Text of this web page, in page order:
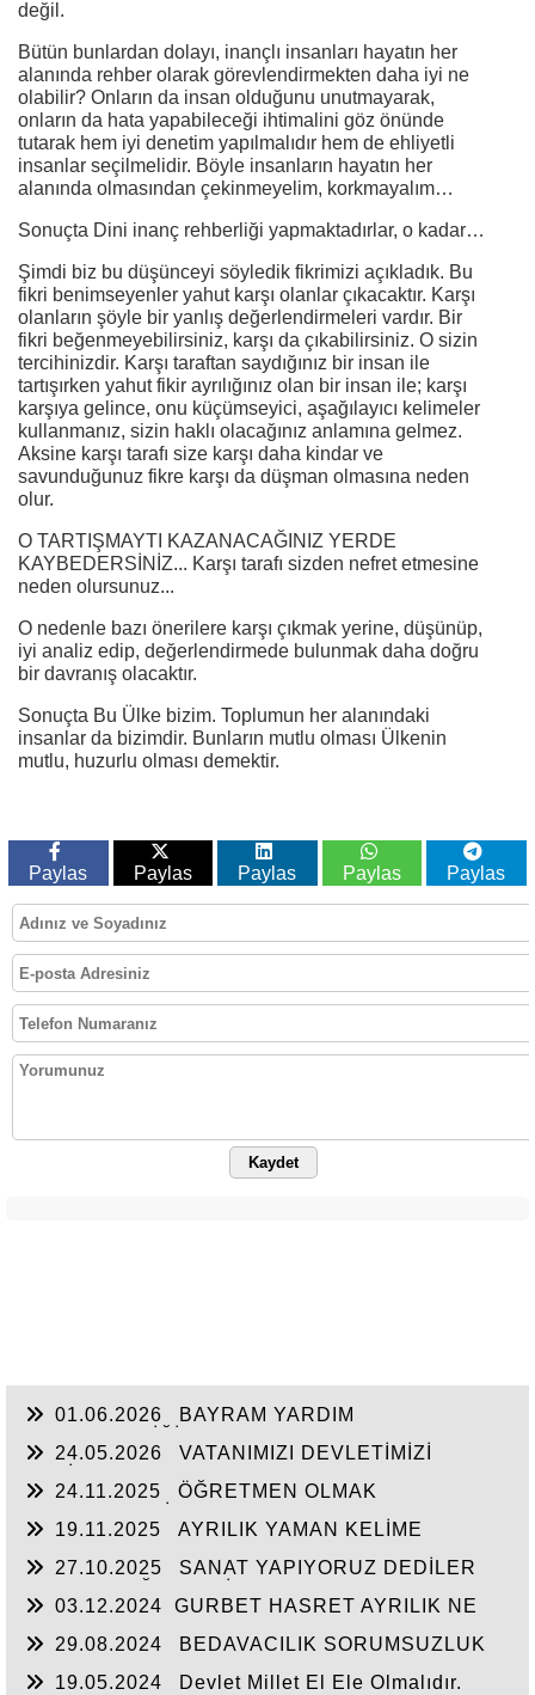
değil.
Bütün bunlardan dolayı, inançlı insanları hayatın her
alanında rehber olarak görevlendirmekten daha iyi ne
olabilir? Onların da insan olduğunu unutmayarak,
onların da hata yapabileceği ihtimalini göz önünde
tutarak hem iyi denetim yapılmalıdır hem de ehliyetli
insanlar seçilmelidir. Böyle insanların hayatın her
alanında olmasından çekinmeyelim, korkmayalım…
Sonuçta Dini inanç rehberliği yapmaktadırlar, o kadar…
Şimdi biz bu düşünceyi söyledik fikrimizi açıkladık. Bu
fikri benimseyenler yahut karşı olanlar çıkacaktır. Karşı
olanların şöyle bir yanlış değerlendirmeleri vardır. Bir
fikri beğenmeyebilirsiniz, karşı da çıkabilirsiniz. O sizin
tercihinizdir. Karşı taraftan saydığınız bir insan ile
tartışırken yahut fikir ayrılığınız olan bir insan ile; karşı
karşıya gelince, onu küçümseyici, aşağılayıcı kelimeler
kullanmanız, sizin haklı olacağınız anlamına gelmez.
Aksine karşı tarafı size karşı daha kindar ve
savunduğunuz fikre karşı da düşman olmasına neden
olur.
O TARTIŞMAYTI KAZANACAĞINIZ YERDE
KAYBEDERSİNİZ... Karşı tarafı sizden nefret etmesine
neden olursunuz...
O nedenle bazı önerilere karşı çıkmak yerine, düşünüp,
iyi analiz edip, değerlendirmede bulunmak daha doğru
bir davranış olacaktır.
Sonuçta Bu Ülke bizim. Toplumun her alanındaki
insanlar da bizimdir. Bunların mutlu olması Ülkenin
mutlu, huzurlu olması demektir.
Paylas Paylas Paylas Paylas Paylas
Kaydet
01.06.2026
BAYRAM YARDIM
24.05.2026
VATANIMIZI DEVLETİMİZİ
24.11.2025
ÖĞRETMEN OLMAK
19.11.2025
AYRILIK YAMAN KELİME
27.10.2025
SANAT YAPIYORUZ DEDİLER
03.12.2024
​GURBET HASRET AYRILIK NE
29.08.2024
BEDAVACILIK SORUMSUZLUK
19.05.2024
Devlet Millet El Ele Olmalıdır.